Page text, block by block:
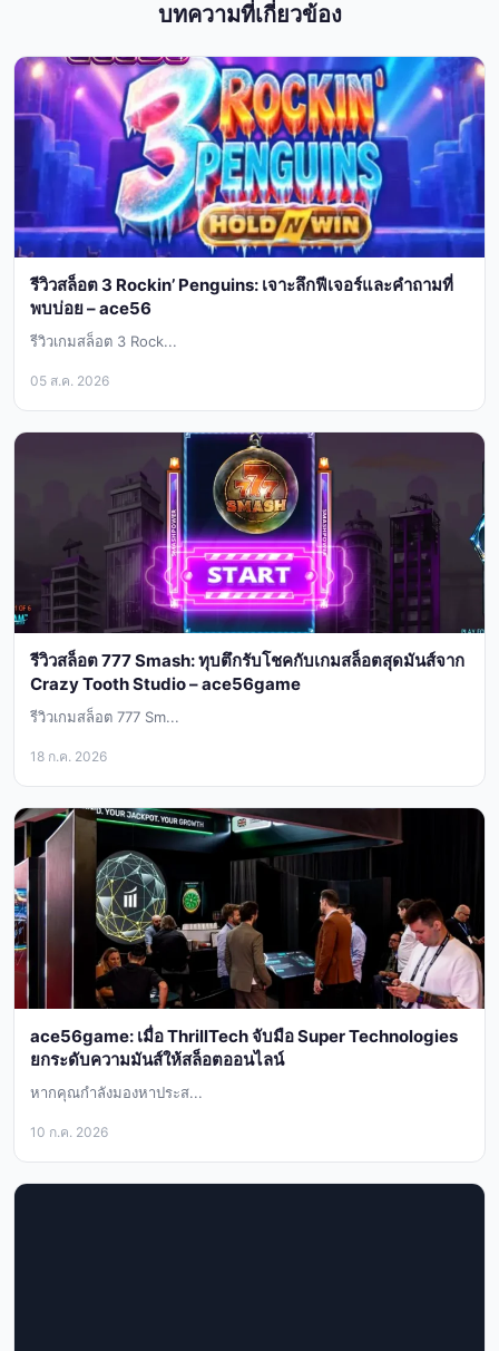
บทความที่เกี่ยวข้อง
รีวิวสล็อต 3 Rockin’ Penguins: เจาะลึกฟีเจอร์และคำถามที่
พบบ่อย – ace56
รีวิวเกมสล็อต 3 Rock...
05 ส.ค. 2026
รีวิวสล็อต 777 Smash: ทุบตึกรับโชคกับเกมสล็อตสุดมันส์จาก
Crazy Tooth Studio – ace56game
รีวิวเกมสล็อต 777 Sm...
18 ก.ค. 2026
ace56game: เมื่อ ThrillTech จับมือ Super Technologies
ยกระดับความมันส์ให้สล็อตออนไลน์
หากคุณกำลังมองหาประส...
10 ก.ค. 2026